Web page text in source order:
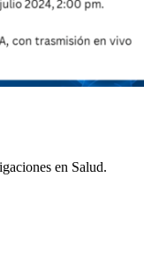
en Salud.